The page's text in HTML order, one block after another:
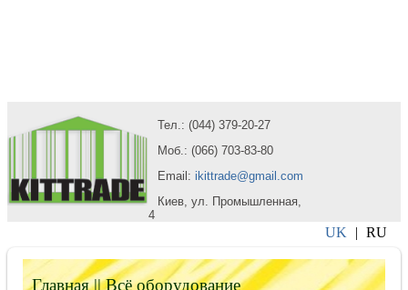
Тел.: (044) 379-20-27
Моб.: (066) 703-83-80
Email: ikittrade@gmail.com
Киев, ул. Промышленная,
4
UK | RU
Главная|| Всё оборудование